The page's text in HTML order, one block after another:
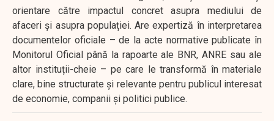
orientare către impactul concret asupra mediului de
afaceri și asupra populației. Are expertiză în interpretarea
documentelor oficiale – de la acte normative publicate în
Monitorul Oficial până la rapoarte ale BNR, ANRE sau ale
altor instituții-cheie – pe care le transformă în materiale
clare, bine structurate și relevante pentru publicul interesat
de economie, companii și politici publice.